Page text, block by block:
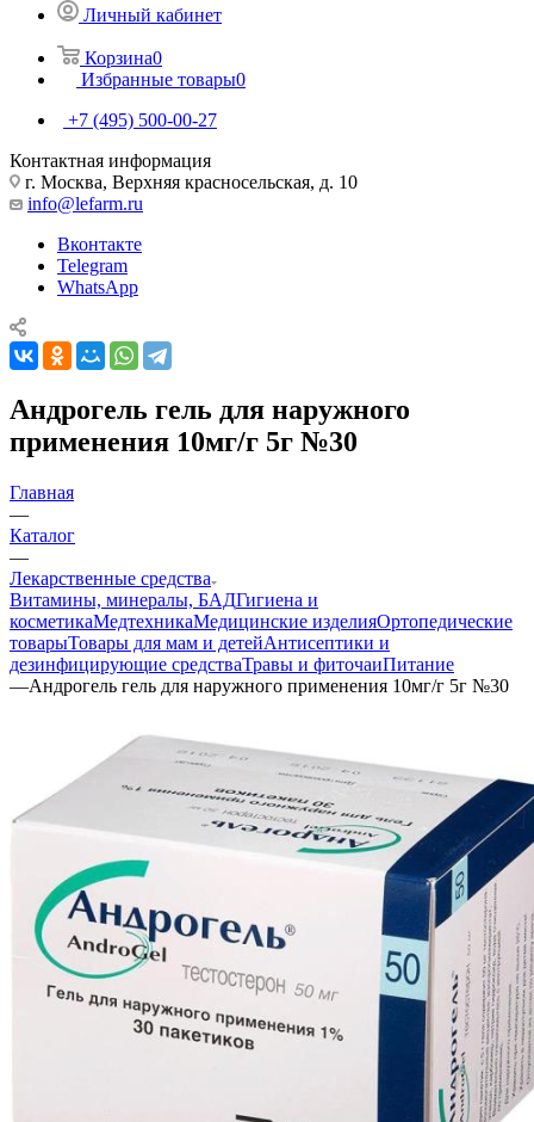
Личный кабинет
Корзина0
Избранные товары0
+7 (495) 500-00-27
Контактная информация
г. Москва, Верхняя красносельская, д. 10
info@lefarm.ru
Вконтакте
Telegram
WhatsApp
Андрогель гель для наружного
применения 10мг/г 5г №30
Главная
—
Каталог
—
Лекарственные средства
Витамины, минералы, БАДГигиена и
косметикаМедтехникаМедицинские изделияОртопедические
товарыТовары для мам и детейАнтисептики и
дезинфицирующие средстваТравы и фиточаиПитание
—Андрогель гель для наружного применения 10мг/г 5г №30